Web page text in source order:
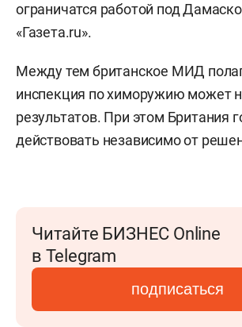
ограничатся работой под
«Газета.ru».
Между тем британское МИД
инспекция по химоружию может
результатов. При этом Британия
действовать независимо от
Читайте БИЗНЕС Online
в Telegram
подписаться